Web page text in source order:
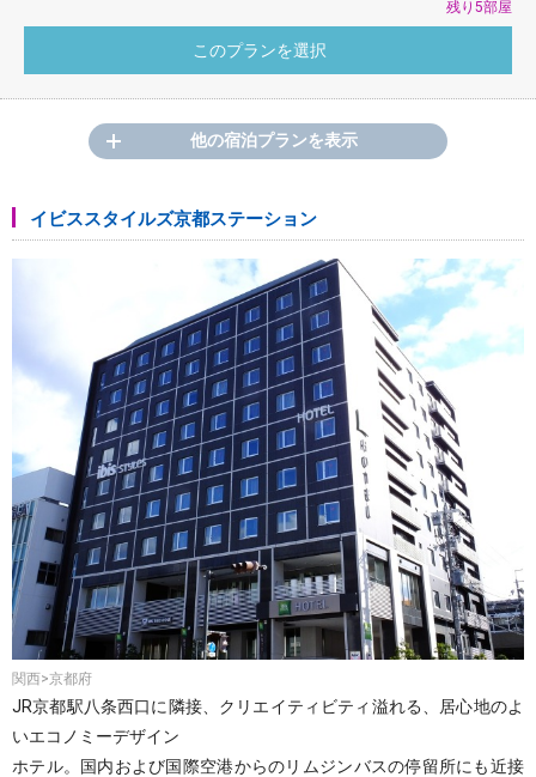
残り5部屋
他の宿泊プランを表示
イビススタイルズ京都ステーション
関西>京都府
JR京都駅八条西口に隣接、クリエイティビティ溢れる、居心地のよ
いエコノミーデザイン
ホテル。国内および国際空港からのリムジンバスの停留所にも近接